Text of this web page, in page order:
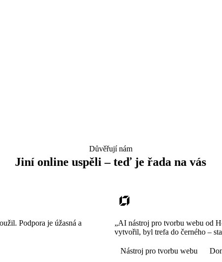
Důvěřují nám
Jiní online uspěli – teď je řada na vás
Podpora je úžasná a
„AI nástroj pro tvorbu webu od
vytvořil, byl trefa do černého –
Nástroj pro tvorbu webu